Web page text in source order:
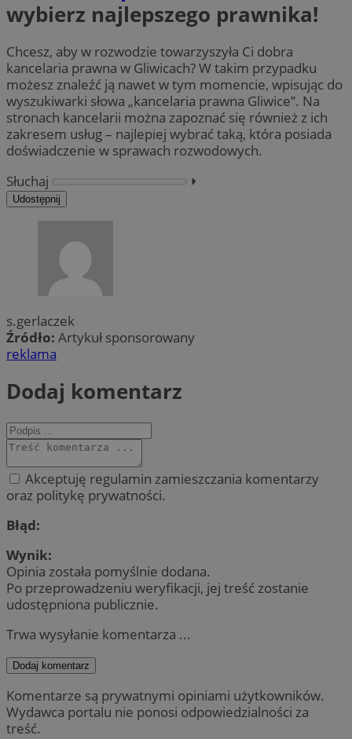
wybierz najlepszego prawnika!
Chcesz, aby w rozwodzie towarzyszyła Ci dobra
kancelaria prawna w Gliwicach? W takim przypadku
możesz znaleźć ją nawet w tym momencie, wpisując do
wyszukiwarki słowa „kancelaria prawna Gliwice”. Na
stronach kancelarii można zapoznać się również z ich
zakresem usług – najlepiej wybrać taką, która posiada
doświadczenie w sprawach rozwodowych.
Słuchaj
⏵︎
Udostępnij
s.gerlaczek
Źródło: Artykuł sponsorowany
reklama
Dodaj komentarz
Akceptuję regulamin zamieszczania komentarzy
oraz politykę prywatności.
Błąd:
Wynik:
Opinia została pomyślnie dodana.
Po przeprowadzeniu weryfikacji, jej treść zostanie
udostępniona publicznie.
Trwa wysyłanie komentarza ...
Dodaj komentarz
Komentarze są prywatnymi opiniami użytkowników.
Wydawca portalu nie ponosi odpowiedzialności za
treść.